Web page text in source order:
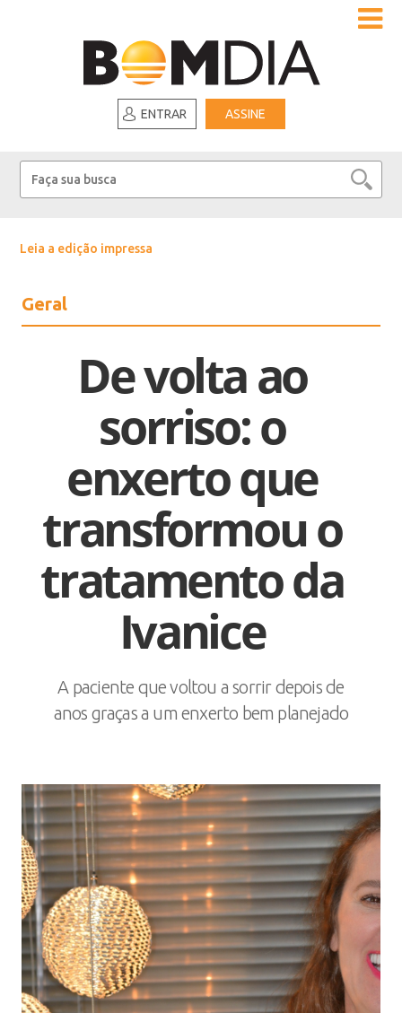
ENTRAR ASSINE
Leia a edição impressa
Geral
De volta ao
sorriso: o
enxerto que
transformou o
tratamento da
Ivanice
A paciente que voltou a sorrir depois de
anos graças a um enxerto bem planejado